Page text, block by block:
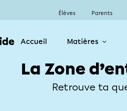
Élèves Parents
Accueil Matières
La Zone
Retrouve ta